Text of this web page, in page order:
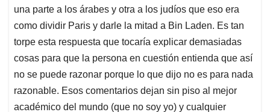
una parte a los árabes y otra a los judíos que eso era
como dividir Paris y darle la mitad a Bin Laden. Es tan
torpe esta respuesta que tocaría explicar demasiadas
cosas para que la persona en cuestión entienda que así
no se puede razonar porque lo que dijo no es para nada
razonable. Esos comentarios dejan sin piso al mejor
académico del mundo (que no soy yo) y cualquier